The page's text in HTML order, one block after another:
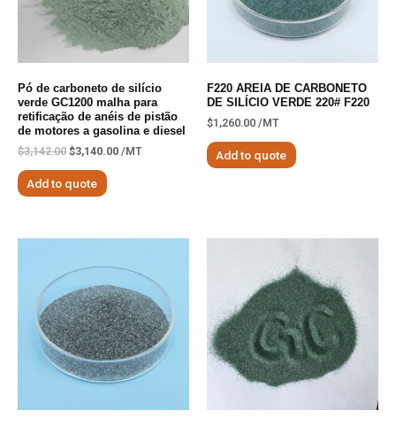
Pó de carboneto de silício
verde GC1200 malha para
retificação de anéis de pistão
de motores a gasolina e diesel
$3,142.00 $3,140.00 /MT
Add to quote
F220 AREIA DE CARBONETO
DE SILÍCIO VERDE 220# F220
$1,260.00 /MT
Add to quote